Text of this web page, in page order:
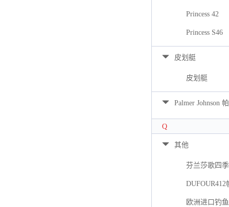
Princess 42
Princess S46
皮划艇
皮划艇
Palmer Johnson
Q
其他
芬兰莎歌四
DUFOUR412
欧洲进口钓